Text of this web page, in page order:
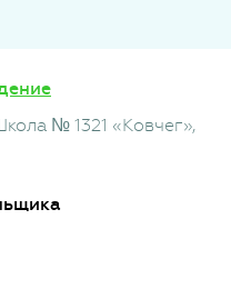
№ 1321 «Ковчег»,